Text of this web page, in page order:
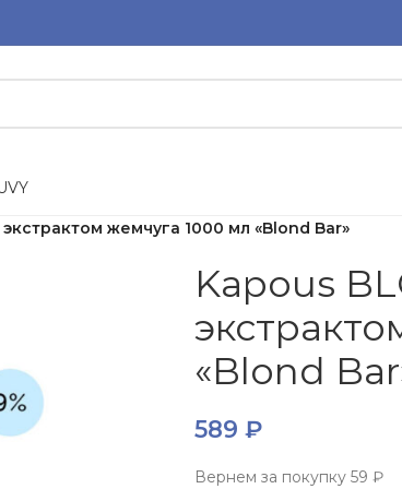
VY
жемчуга 1000 мл «Blond Bar»
Kapous
«Blond
589 ₽
Вернем за покупку59 ₽